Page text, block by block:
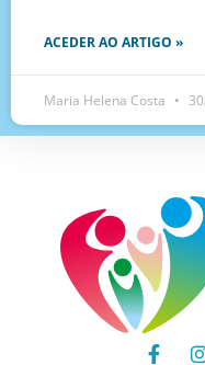
ACEDER AO ARTIGO »
Maria Helena Costa